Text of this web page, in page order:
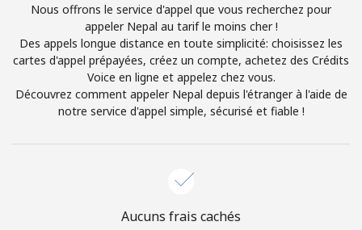
Bonjour!
Nous offrons le service d'appel que vous recherchez pour
appeler Nepal au tarif le moins cher !
Des appels longue distance en toute simplicité: choisissez les
cartes d'appel prépayées, créez un compte, achetez des Crédits
Voice en ligne et appelez chez vous.
Découvrez comment appeler Nepal depuis l'étranger à l'aide de
notre service d'appel simple, sécurisé et fiable !
Aucuns frais cachés